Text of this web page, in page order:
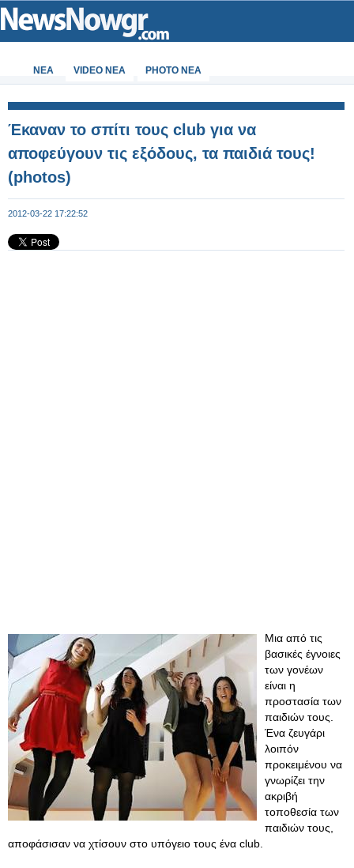
ΝΕΑ VIDEO NEA PHOTO NEA
Έκαναν το σπίτι τους club για να
αποφεύγουν τις εξόδους, τα παιδιά τους!
(photos)
2012-03-22 17:22:52
Μια από τις
βασικές έγνοιες
των γονέων
είναι η
προστασία των
παιδιών τους.
Ένα ζευγάρι
λοιπόν
προκειμένου να
γνωρίζει την
ακριβή
τοποθεσία των
παιδιών τους,
αποφάσισαν να χτίσουν στο υπόγειο τους ένα club.